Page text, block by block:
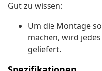
Gut zu wissen:
Um die Montage
machen, wird
geliefert.